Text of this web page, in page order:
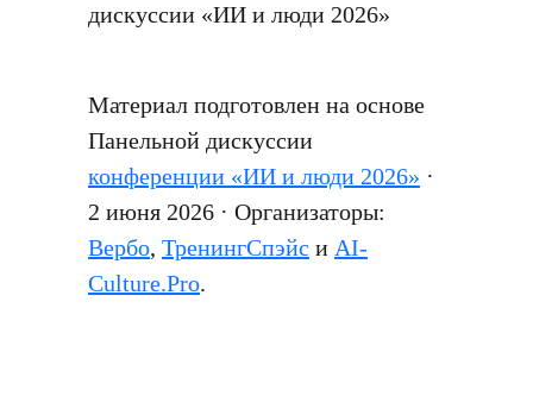
дискуссии «ИИ и люди 2026»
Материал подготовлен на основе
Панельной дискуссии
конференции «ИИ и люди 2026» ·
2 июня 2026 · Организаторы:
Вербо, ТренингСпэйс и AI-
Culture.Pro.